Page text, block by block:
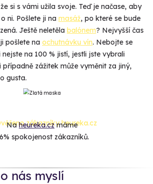
si s vámi užila svoje. Teď je načase, aby
ni. Pošlete ji na masáž, po které se bude
Ještě neletěla balónem? Nejvyšší čas
pošlete na ochutnávku vín. Nebojte se
na 100 % jistí, jestli jste vybrali
zážitek může vyměnit za jiný,
gusta.
Naheureka.czmáme
spokojenost zákazníků.
nás myslí